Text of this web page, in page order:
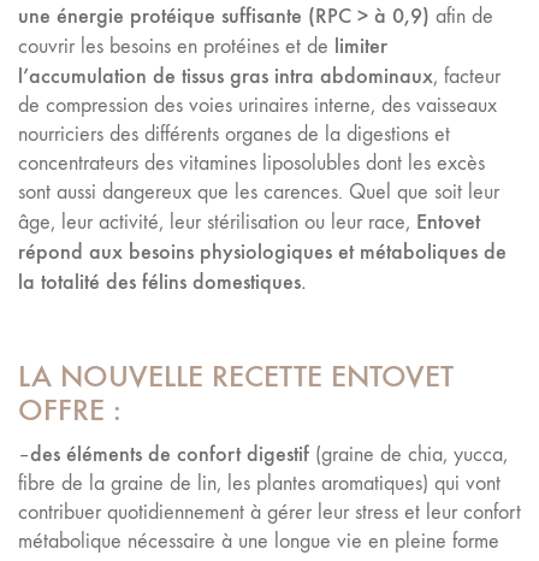
une énergie protéique suffisante (RPC > à 0,9) afin de
couvrir les besoins en protéines et de limiter
l’accumulation de tissus gras intra abdominaux, facteur
de compression des voies urinaires interne, des vaisseaux
nourriciers des différents organes de la digestions et
concentrateurs des vitamines liposolubles dont les excès
sont aussi dangereux que les carences. Quel que soit leur
âge, leur activité, leur stérilisation ou leur race, Entovet
répond aux besoins physiologiques et métaboliques de
la totalité des félins domestiques.
LA NOUVELLE RECETTE ENTOVET
OFFRE :
–des éléments de confort digestif (graine de chia, yucca,
fibre de la graine de lin, les plantes aromatiques) qui vont
contribuer quotidiennement à gérer leur stress et leur confort
métabolique nécessaire à une longue vie en pleine forme